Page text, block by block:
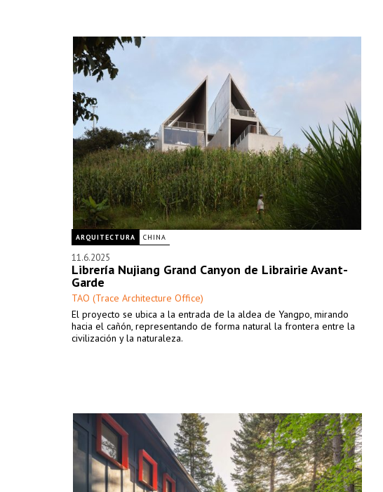
ARQUITECTURA CHINA
11.6.2025
Librería Nujiang Grand Canyon de Librairie Avant-
Garde
TAO (Trace Architecture Office)
El proyecto se ubica a la entrada de la aldea de Yangpo, mirando
hacia el cañón, representando de forma natural la frontera entre la
civilización y la naturaleza.